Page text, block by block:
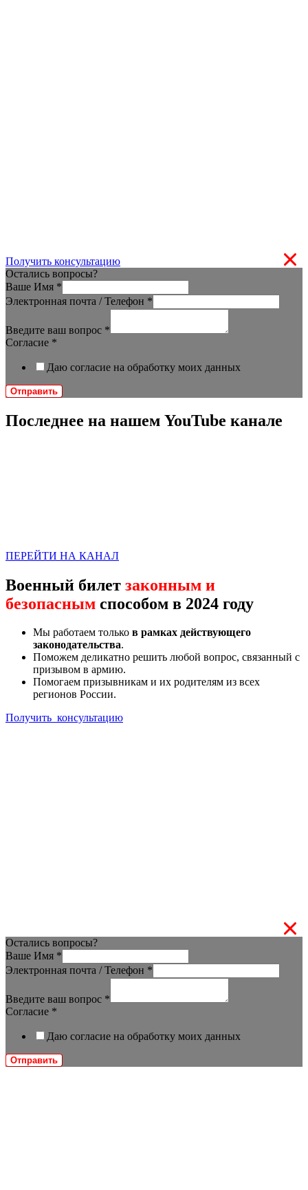
Получить консультацию
Остались вопросы?
Ваше Имя *
Электронная почта / Телефон *
Введите ваш вопрос *
Согласие *
Даю согласие на обработку моих данных
Отправить
Последнее на нашем YouTube канале
ПЕРЕЙТИ НА КАНАЛ
Военный билет законным и
безопасным способом в 2024 году
Мы работаем только в рамках действующего
законодательства.
Поможем деликатно решить любой вопрос, связанный с
призывом в армию.
Помогаем призывникам и их родителям из всех
регионов России.
Получить консультацию
Остались вопросы?
Ваше Имя *
Электронная почта / Телефон *
Введите ваш вопрос *
Согласие *
Даю согласие на обработку моих данных
Отправить